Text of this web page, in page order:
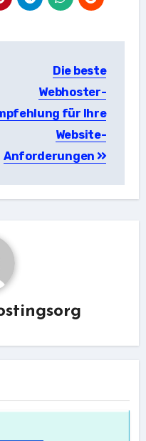
Die beste
Webhoster-
für Ihre
Website-
Anforderungen